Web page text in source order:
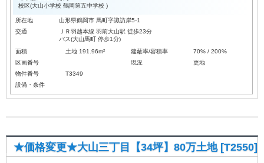
校区(大山小学校 鶴岡第五中学校 )
所在地
山形県鶴岡市 馬町字諏訪岸5-1
交通
ＪＲ羽越本線 羽前大山駅 徒歩23分
バス(大山馬町 停歩1分)
面積
土地 191.96m² 建蔽率/容積率
70% / 200%
区画番号
現況
更地
物件番号
T3349
設備・条件
★価格変更★大山三丁目【34坪】80万土地 [T2550]